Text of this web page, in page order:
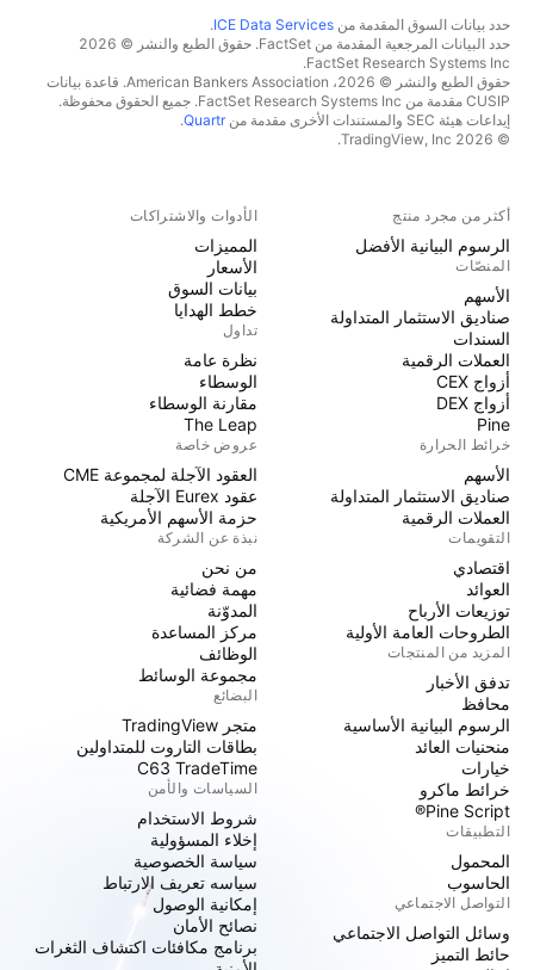
حدد بيانات السوق المقدمة من ICE Data Services
.
حدد البيانات المرجعية المقدمة من FactSet. حقوق الطبع والنشر © 2026
FactSet Research Systems Inc.
حقوق الطبع والنشر © 2026، American Bankers Association. قاعدة بيانات
CUSIP مقدمة من FactSet Research Systems Inc. جميع الحقوق محفوظة.
إيداعات هيئة SEC والمستندات الأخرى مقدمة من
Quartr
.
© 2026 TradingView, Inc.
أكثر من مجرد منتج
الرسوم البيانية الأفضل
المنصّات
الأسهم
صناديق الاستثمار المتداولة
السندات
العملات الرقمية
أزواج CEX
أزواج DEX
Pine
خرائط الحرارة
الأسهم
صناديق الاستثمار المتداولة
العملات الرقمية
التقويمات
اقتصادي
العوائد
توزيعات الأرباح
الطروحات العامة الأولية
المزيد من المنتجات
تدفق الأخبار
محافظ
الرسوم البيانية الأساسية
منحنيات العائد
خيارات
خرائط ماكرو
Pine Script®
التطبيقات
المحمول
الحاسوب
التواصل الاجتماعي
وسائل التواصل الاجتماعي
حائط التميز
الأدوات والاشتراكات
المميزات
الأسعار
بيانات السوق
خطط الهدايا
تداول
نظرة عامة
الوسطاء
مقارنة الوسطاء
The Leap
عروض خاصة
العقود الآجلة لمجموعة CME
عقود Eurex الآجلة
حزمة الأسهم الأمريكية
نبذة عن الشركة
من نحن
مهمة فضائية
المدوّنة
مركز المساعدة
الوظائف
مجموعة الوسائط
البضائع
متجر TradingView
بطاقات التاروت للمتداولين
C63 TradeTime
السياسات والأمن
شروط الاستخدام
إخلاء المسؤولية
سياسة الخصوصية
سياسه تعريف الارتباط
إمكانية الوصول
نصائح الأمان
برنامج مكافئات اكتشاف الثغرات